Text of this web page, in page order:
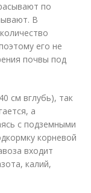
по
В
его не
почвы под
см вглубь), так
а
с подземными
корневой
входит
калий,